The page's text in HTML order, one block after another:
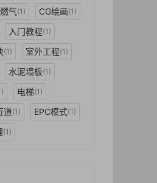
燃气(1) CG绘画(1)
入门教程(1)
(1) 室外工程(1)
水泥墙板(1)
电梯(1)
道(1) EPC模式(1)
(1)